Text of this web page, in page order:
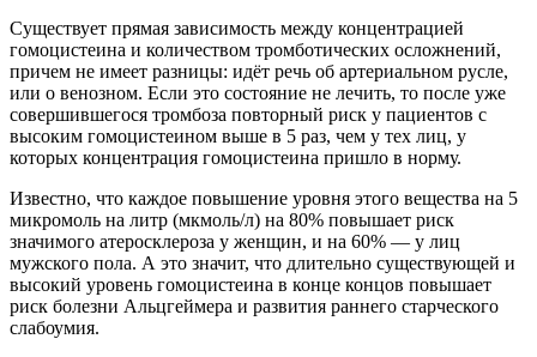
Существует прямая зависимость между концентрацией
гомоцистеина и количеством тромботических осложнений,
причем не имеет разницы: идёт речь об артериальном русле,
или о венозном. Если это состояние не лечить, то после уже
совершившегося тромбоза повторный риск у пациентов с
высоким гомоцистеином выше в 5 раз, чем у тех лиц, у
которых концентрация гомоцистеина пришло в норму.
Известно, что каждое повышение уровня этого вещества на 5
микромоль на литр (мкмоль/л) на 80% повышает риск
значимого атеросклероза у женщин, и на 60% — у лиц
мужского пола. А это значит, что длительно существующей и
высокий уровень гомоцистеина в конце концов повышает
риск болезни Альцгеймера и развития раннего старческого
слабоумия.